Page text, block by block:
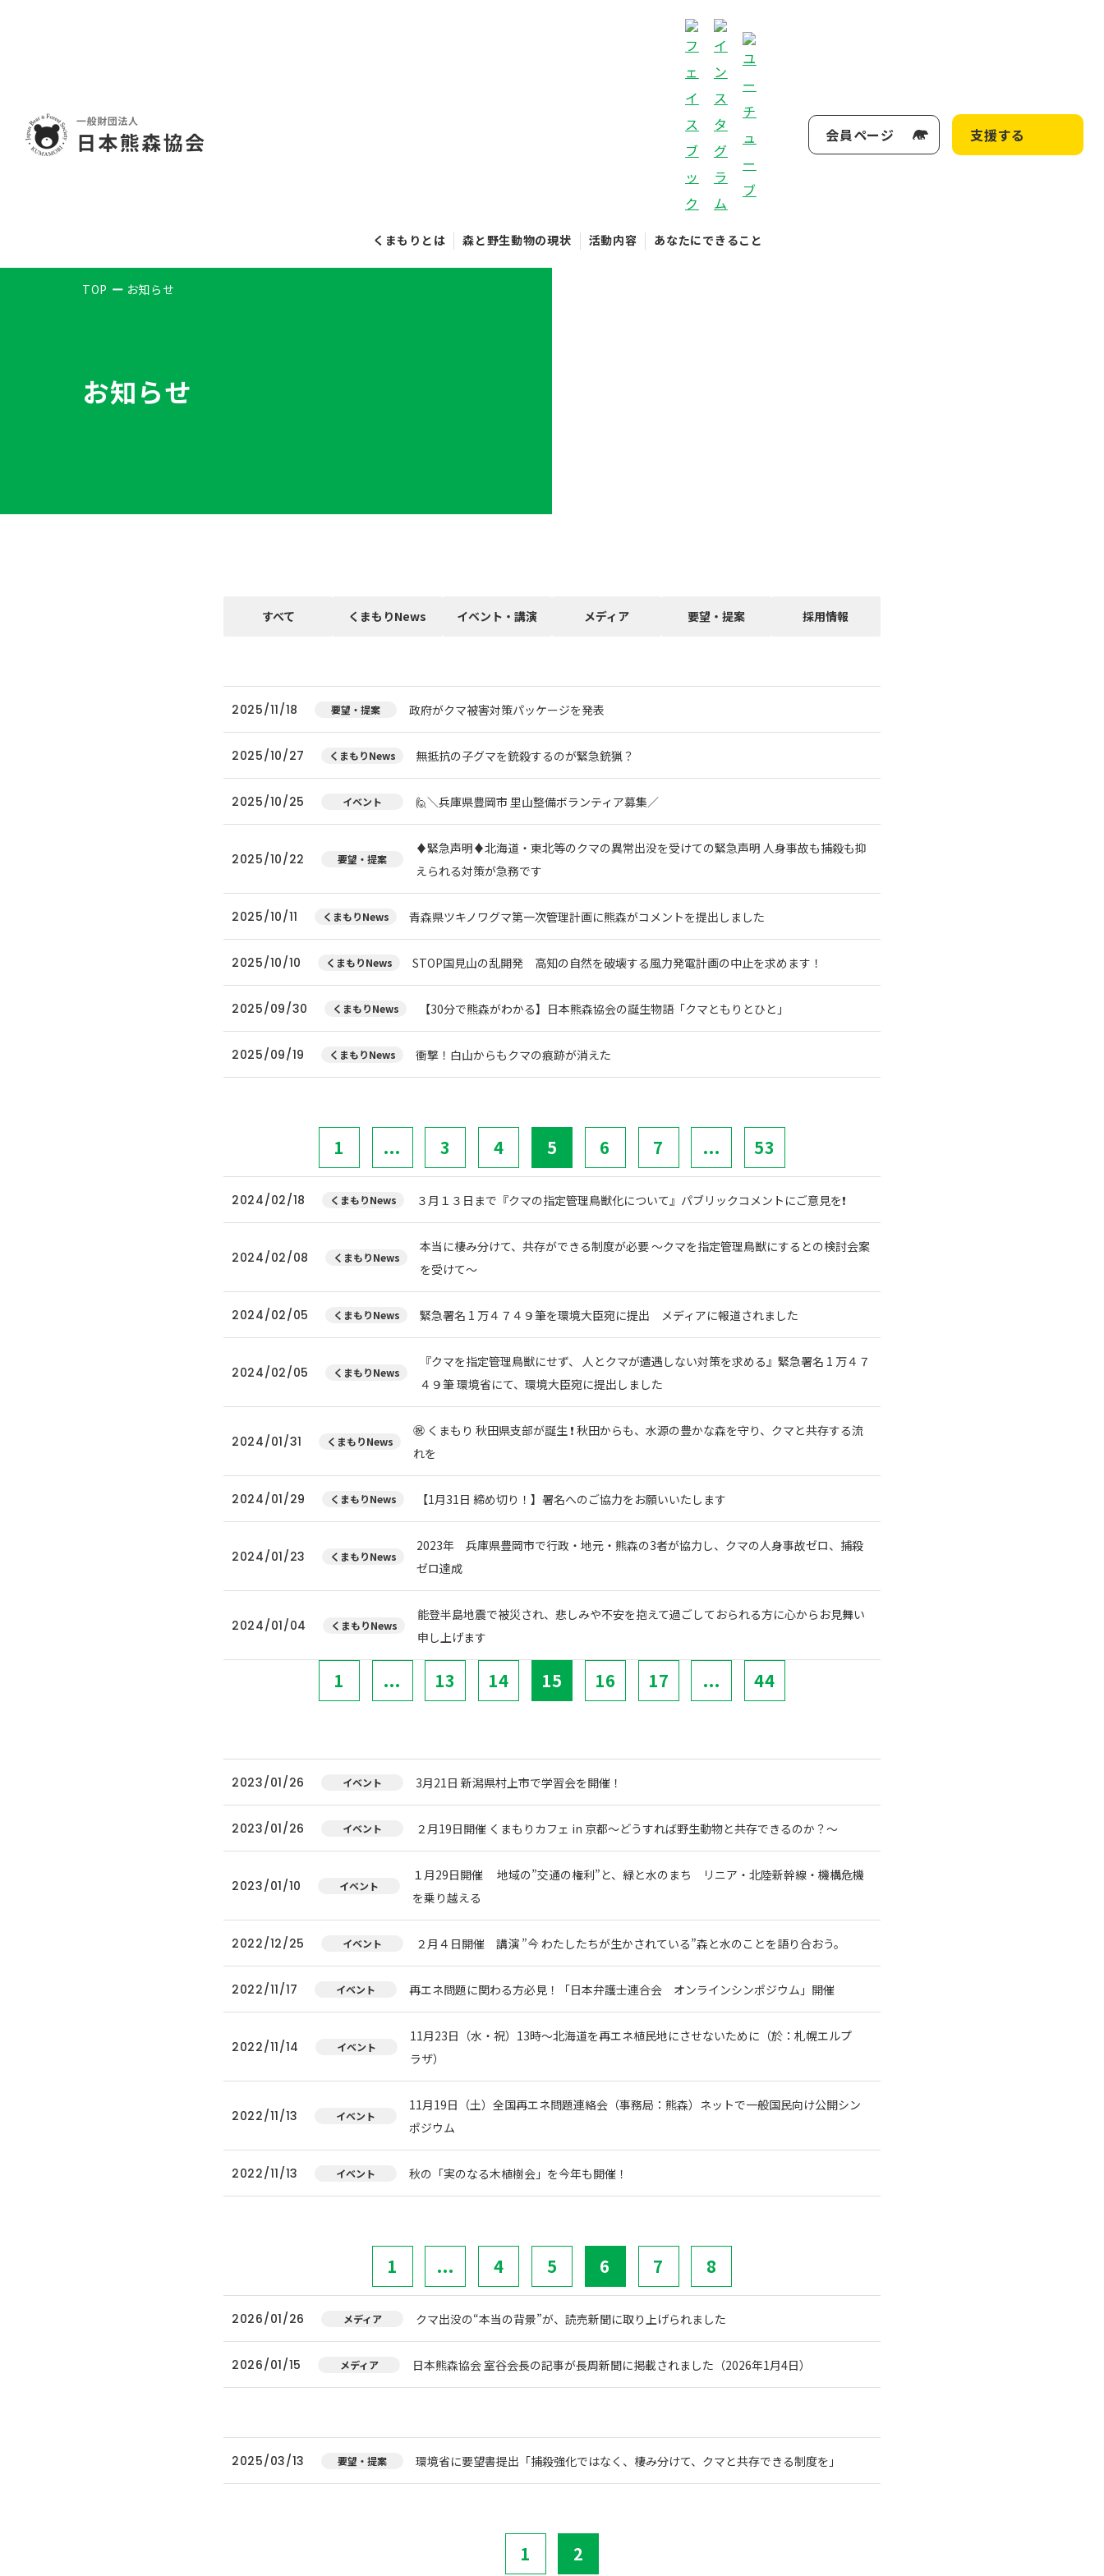
くまもりとは 森と野生動物の現状 活動内容 あなたにできること
会員ページ 支援する
TOP お知らせ
お知らせ
すべて くまもりNews イベント・講演 メディア 要望・提案 採用情報
2025/11/18 要望・提案 政府がクマ被害対策パッケージを発表
2025/10/27 くまもりNews 無抵抗の子グマを銃殺するのが緊急銃猟？
2025/10/25 イベント 🙋＼兵庫県豊岡市 里山整備ボランティア募集／
2025/10/22 要望・提案
♦️緊急声明♦️北海道・東北等のクマの異常出没を受けての緊急声明 人身事故も捕殺も抑
えられる対策が急務です
2025/10/11 くまもりNews 青森県ツキノワグマ第一次管理計画に熊森がコメントを提出しました
2025/10/10 くまもりNews STOP国見山の乱開発 高知の自然を破壊する風力発電計画の中止を求めます！
2025/09/30 くまもりNews 【30分で熊森がわかる】日本熊森協会の誕生物語「クマともりとひと」
2025/09/19 くまもりNews 衝撃！白山からもクマの痕跡が消えた
1 ... 3 4 5 6 7 ... 53
2024/02/18 くまもりNews ３月１３日まで『クマの指定管理鳥獣化について』パブリックコメントにご意見を❗
2024/02/08 くまもりNews
本当に棲み分けて、共存ができる制度が必要 ～クマを指定管理鳥獣にするとの検討会案
を受けて～
2024/02/05 くまもりNews 緊急署名 1 万４７４９筆を環境大臣宛に提出 メディアに報道されました
2024/02/05 くまもりNews
『クマを指定管理鳥獣にせず、 人とクマが遭遇しない対策を求める』緊急署名 1 万４７
４９筆 環境省にて、環境大臣宛に提出しました
2024/01/31 くまもりNews
㊗ くまもり 秋田県支部が誕生 ❗ 秋田からも、水源の豊かな森を守り、クマと共存する流
れを
2024/01/29 くまもりNews 【1月31日 締め切り！】署名へのご協力をお願いいたします
2024/01/23 くまもりNews
2023年 兵庫県豊岡市で行政・地元・熊森の3者が協力し、クマの人身事故ゼロ、捕殺
ゼロ達成
2024/01/04 くまもりNews
能登半島地震で被災され、悲しみや不安を抱えて過ごしておられる方に心からお見舞い
申し上げます
1 ... 13 14 15 16 17 ... 44
2023/01/26 イベント 3月21日 新潟県村上市で学習会を開催！
2023/01/26 イベント ２月19日開催 くまもりカフェ in 京都～どうすれば野生動物と共存できるのか？～
2023/01/10 イベント
１月29日開催 地域の”交通の権利”と、緑と水のまち リニア・北陸新幹線・機構危機
を乗り越える
2022/12/25 イベント ２月４日開催 講演 ”今 わたしたちが生かされている”森と水のことを語り合おう。
2022/11/17 イベント 再エネ問題に関わる方必見！「日本弁護士連合会 オンラインシンポジウム」開催
2022/11/14 イベント
11月23日（水・祝）13時～北海道を再エネ植民地にさせないために（於：札幌エルプ
ラザ）
2022/11/13 イベント
11月19日（土）全国再エネ問題連絡会（事務局：熊森）ネットで一般国民向け公開シン
ポジウム
2022/11/13 イベント 秋の「実のなる木植樹会」を今年も開催！
1 ... 4 5 6 7 8
2026/01/26 メディア クマ出没の“本当の背景”が、読売新聞に取り上げられました
2026/01/15 メディア 日本熊森協会 室谷会長の記事が長周新聞に掲載されました（2026年1月4日）
2025/03/13 要望・提案 環境省に要望書提出「捕殺強化ではなく、棲み分けて、クマと共存できる制度を」
1 2